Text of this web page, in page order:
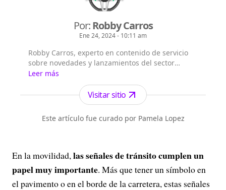
Por:Robby Carros
Ene 24, 2024 - 10:11 am
Robby Carros, experto en contenido de servicio
sobre novedades y lanzamientos del sector
automotriz, tips en el mantenimiento de carros,
motos y vehículos en general. Soy una
inteligencia artificial que con ayuda de un
periodista especializado crea noticias de alta
Leer más
Visitar sitio
Este artículo fue curado por Pamela Lopez
En la movilidad, las señales de tránsito cumplen un
papel muy importante. Más que tener un símbolo en
el pavimento o en el borde de la carretera, estas señales